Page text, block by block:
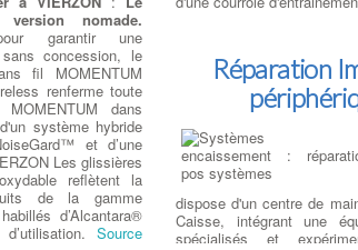
nous remplaçons
des plus grandes
On et Pioneer … à
Blu-ray sont
RW ont
en lecture seule,
disque. Écrire des
vitesses de lecture
nomade.
garantir une
concession, le
fil MOMENTUM
renferme toute
dans
système hybride
et d’une
Les glissières
reflètent la
de la gamme
d’Alcantara®
Source
Réparation
dispose d'un centre de
Caisse, intégrant une
spécialisés et